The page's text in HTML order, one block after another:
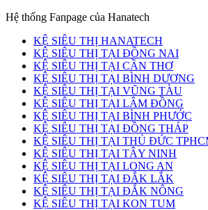
Hệ thống Fanpage của Hanatech
KỆ SIÊU THỊ HANATECH
KỆ SIÊU THỊ TẠI ĐỒNG NAI
KỆ SIÊU THỊ TẠI CẦN THƠ
KỆ SIÊU THỊ TẠI BÌNH DƯƠNG
KỆ SIÊU THỊ TẠI VŨNG TÀU
KỆ SIÊU THỊ TẠI LÂM ĐỒNG
KỆ SIÊU THỊ TẠI BÌNH PHƯỚC
KỆ SIÊU THỊ TẠI ĐỒNG THÁP
KỆ SIÊU THỊ TẠI THỦ ĐỨC
KỆ SIÊU THỊ TẠI TÂY NINH
KỆ SIÊU THỊ TẠI LONG AN
KỆ SIÊU THỊ TẠI ĐẮK LẮK
KỆ SIÊU THỊ TẠI ĐẮK NÔNG
KỆ SIÊU THỊ TẠI KON TUM